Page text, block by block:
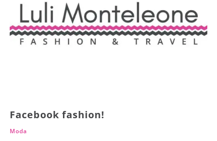
Facebook fashion!
Moda